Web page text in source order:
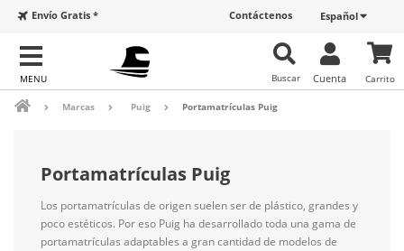
Español
Contáctenos
Envío Gratis *
Carrito
Cuenta
Buscar
Marcas Puig Portamatrículas Puig
Portamatrículas Puig
Los portamatrículas de origen suelen ser de plástico, grandes y
poco estéticos. Por eso Puig ha desarrollado toda una gama de
portamatrículas adaptables a gran cantidad de modelos de